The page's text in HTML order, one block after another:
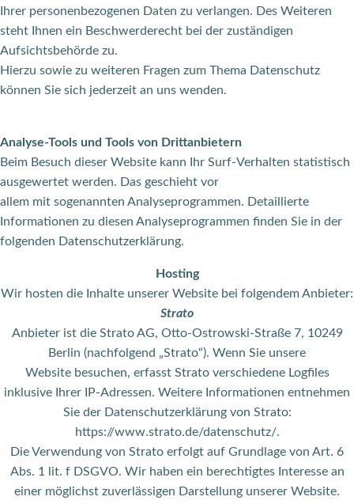
Ihrer personenbezogenen Daten zu verlangen. Des Weiteren
steht Ihnen ein Beschwerderecht bei der zuständigen
Aufsichtsbehörde zu.
Hierzu sowie zu weiteren Fragen zum Thema Datenschutz
können Sie sich jederzeit an uns wenden.
Analyse-Tools und Tools von Drittanbietern
Beim Besuch dieser Website kann Ihr Surf-Verhalten statistisch
ausgewertet werden. Das geschieht vor
allem mit sogenannten Analyseprogrammen. Detaillierte
Informationen zu diesen Analyseprogrammen finden Sie in der
folgenden Datenschutzerklärung.
Hosting
Wir hosten die Inhalte unserer Website bei folgendem Anbieter:
Strato
Anbieter ist die Strato AG, Otto-Ostrowski-Straße 7, 10249
Berlin (nachfolgend „Strato“). Wenn Sie unsere
Website besuchen, erfasst Strato verschiedene Logfiles
inklusive Ihrer IP-Adressen. Weitere Informationen entnehmen
Sie der Datenschutzerklärung von Strato:
https://www.strato.de/datenschutz/.
Die Verwendung von Strato erfolgt auf Grundlage von Art. 6
Abs. 1 lit. f DSGVO. Wir haben ein berechtigtes Interesse an
einer möglichst zuverlässigen Darstellung unserer Website.